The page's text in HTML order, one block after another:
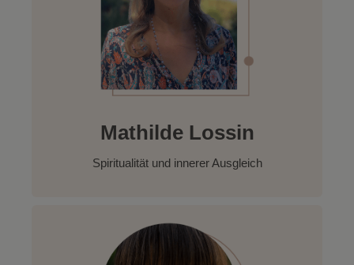
Mathilde Lossin
Spiritualität und innerer Ausgleich